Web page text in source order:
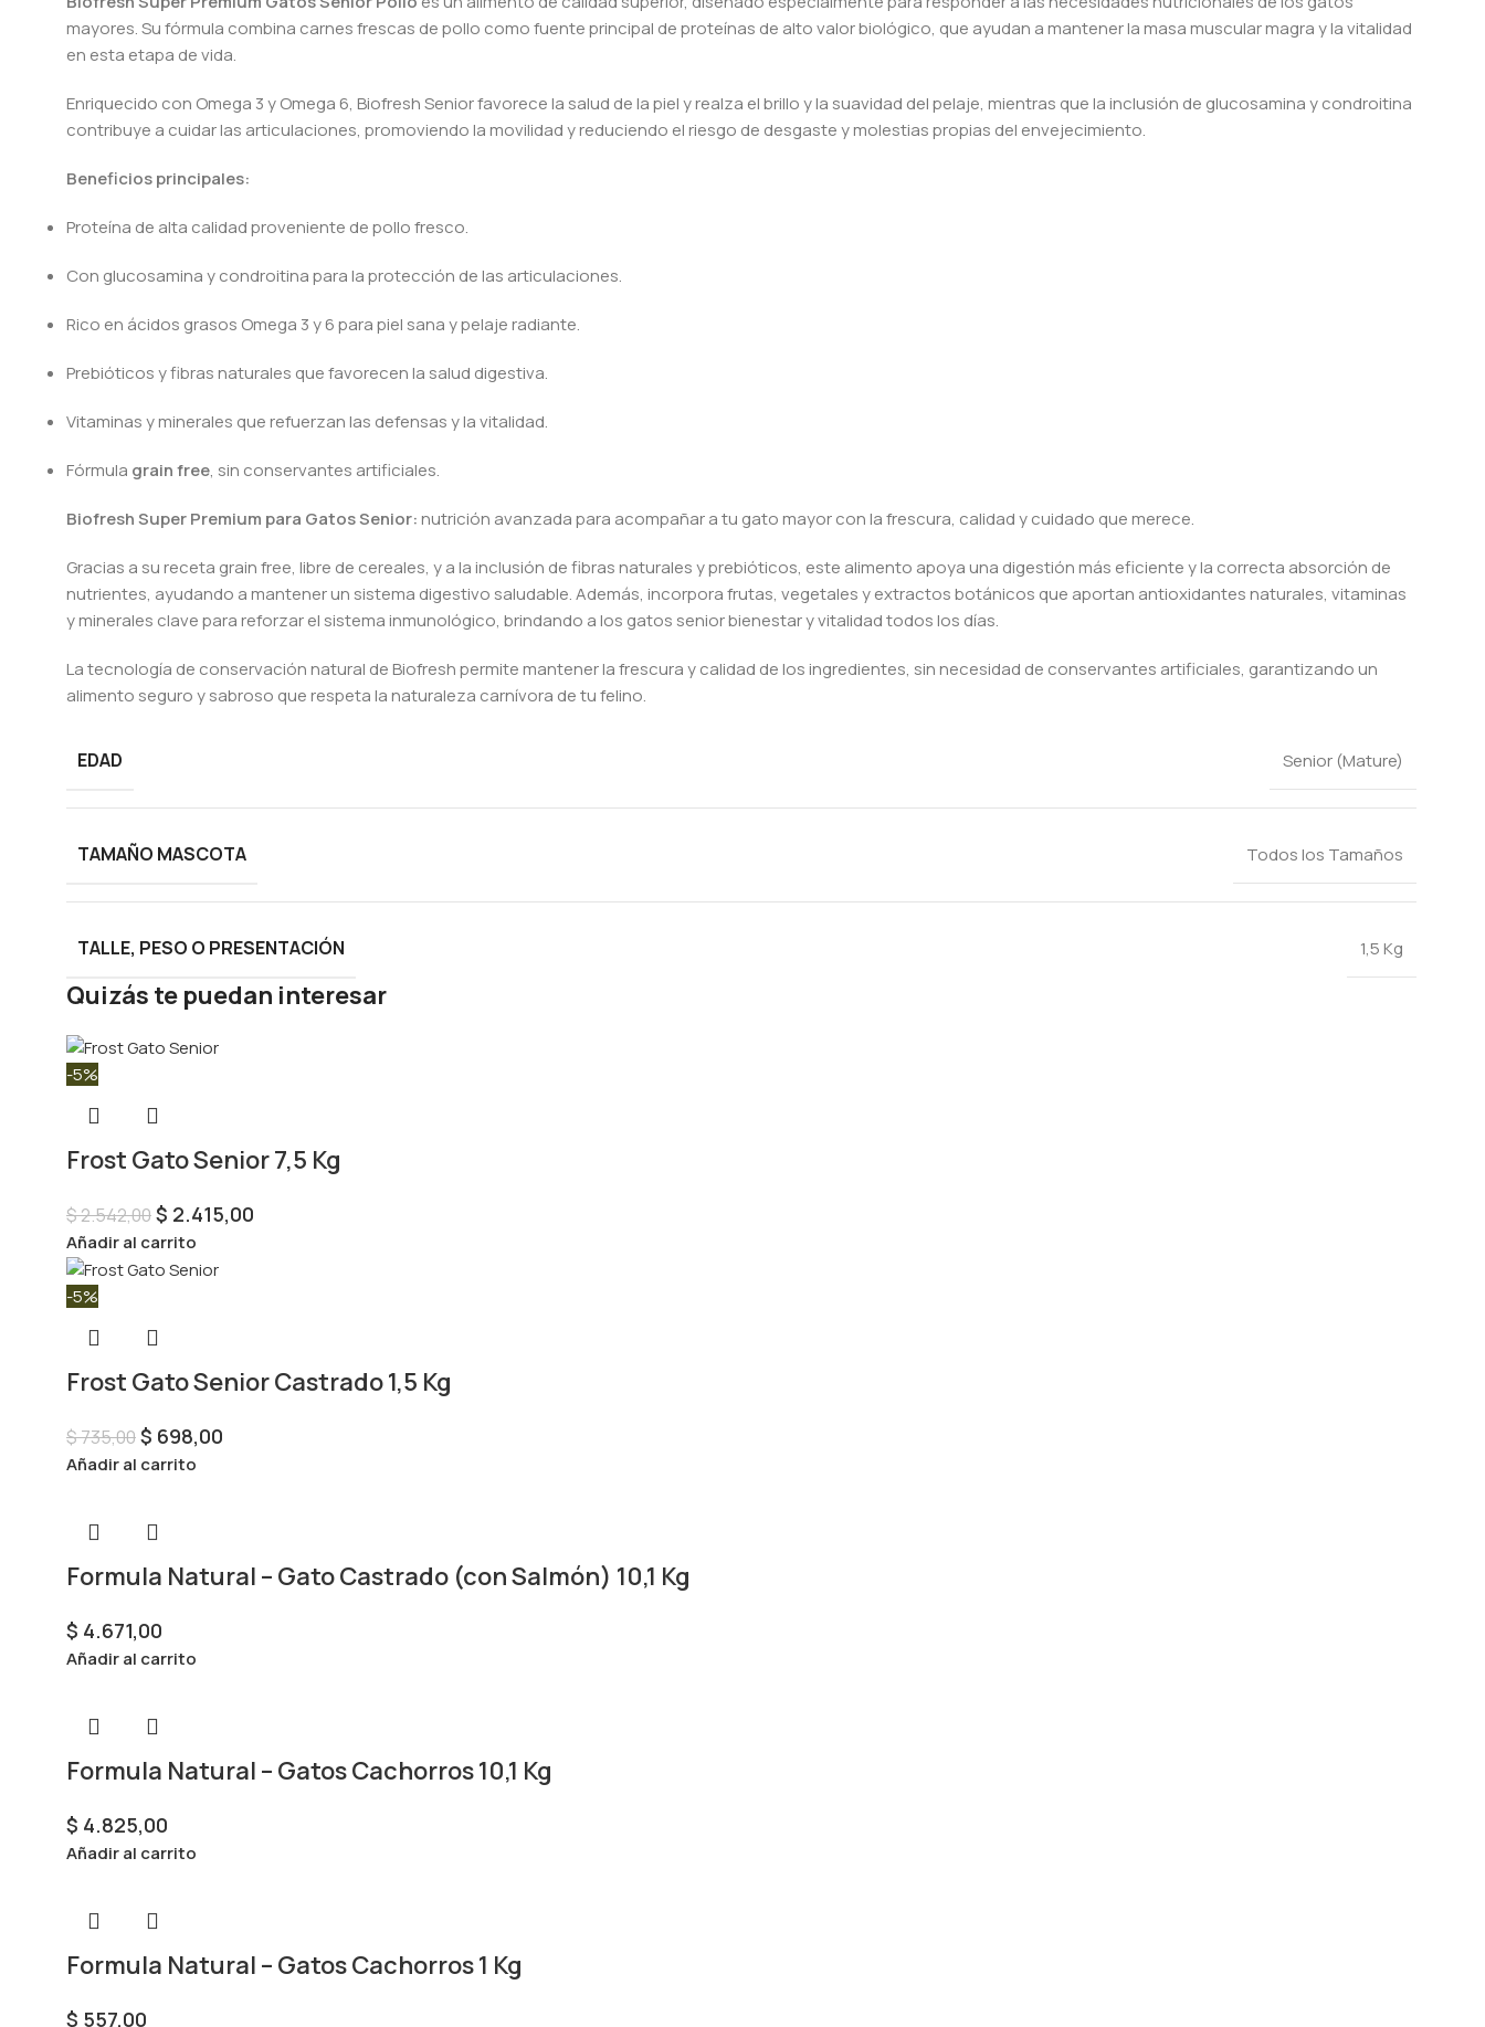
mayores. Su fórmula combina carnes frescas de pollo como fuente principal de proteínas de alto valor biológico, que ayudan a mantener la masa muscular magra y la vitalidad
en esta etapa de vida.
Enriquecido con Omega 3 y Omega 6, Biofresh Senior favorece la salud de la piel y realza el brillo y la suavidad del pelaje, mientras que la inclusión de glucosamina y condroitina
contribuye a cuidar las articulaciones, promoviendo la movilidad y reduciendo el riesgo de desgaste y molestias propias del envejecimiento.
Beneficios principales:
Proteína de alta calidad proveniente de pollo fresco.
Con glucosamina y condroitina para la protección de las articulaciones.
Rico en ácidos grasos Omega 3 y 6 para piel sana y pelaje radiante.
Prebióticos y fibras naturales que favorecen la salud digestiva.
Vitaminas y minerales que refuerzan las defensas y la vitalidad.
Fórmula grain free, sin conservantes artificiales.
Biofresh Super Premium para Gatos Senior:nutrición avanzada para acompañar a tu gato mayor con la frescura, calidad y cuidado que merece.
Gracias a su receta grain free, libre de cereales, y a la inclusión de fibras naturales y prebióticos, este alimento apoya una digestión más eficiente y la correcta absorción de
nutrientes, ayudando a mantener un sistema digestivo saludable. Además, incorpora frutas, vegetales y extractos botánicos que aportan antioxidantes naturales, vitaminas
y minerales clave para reforzar el sistema inmunológico, brindando a los gatos senior bienestar y vitalidad todos los días.
La tecnología de conservación natural de Biofresh permite mantener la frescura y calidad de los ingredientes, sin necesidad de conservantes artificiales, garantizando un
alimento seguro y sabroso que respeta la naturaleza carnívora de tu felino.
EDAD Senior (Mature)
TAMAÑO MASCOTA Todos los Tamaños
TALLE, PESO O PRESENTACIÓN 1,5 Kg
Quizás te puedan interesar
-5%
Frost Gato Senior 7,5 Kg
$2.542,00$ 2.415,00
Añadir al carrito
-5%
Frost Gato Senior Castrado 1,5 Kg
$735,00$ 698,00
Añadir al carrito
Formula Natural – Gato Castrado (con Salmón) 10,1 Kg
$ 4.671,00
Añadir al carrito
Formula Natural – Gatos Cachorros 10,1 Kg
$ 4.825,00
Añadir al carrito
Formula Natural – Gatos Cachorros 1 Kg
$ 557,00